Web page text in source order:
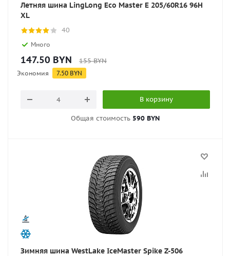
Летняя шина LingLong Eco Master E 205/60R16 96H
XL
40
Много
147.50 BYN 155BYN
Экономия 7.50 BYN
В корзину
Общая стоимость 590 BYN
Зимняя шина WestLake IceMaster Spike Z-506